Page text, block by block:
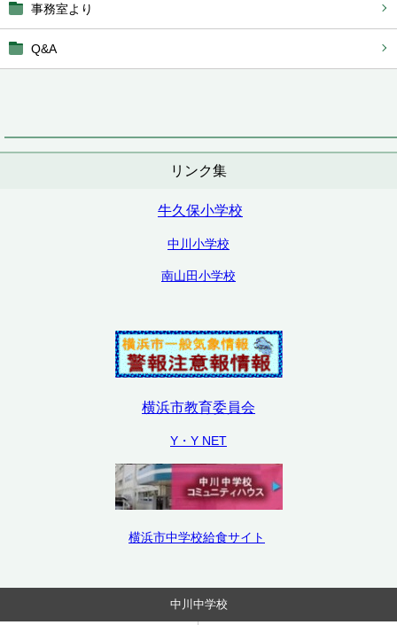
事務室より
Q&A
リンク集
牛久保小学校
中川小学校
南山田小学校
横浜市教育委員会
Y・Y NET
横浜市中学校給食サイト
中川中学校